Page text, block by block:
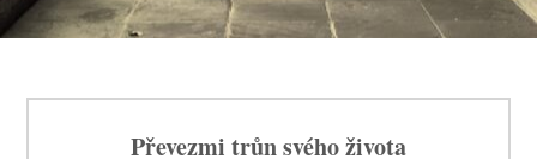
Převezmi trůn svého života